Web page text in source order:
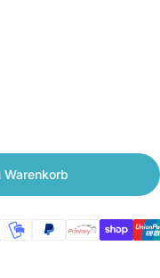
für Xiaomi
für
Warenkorb